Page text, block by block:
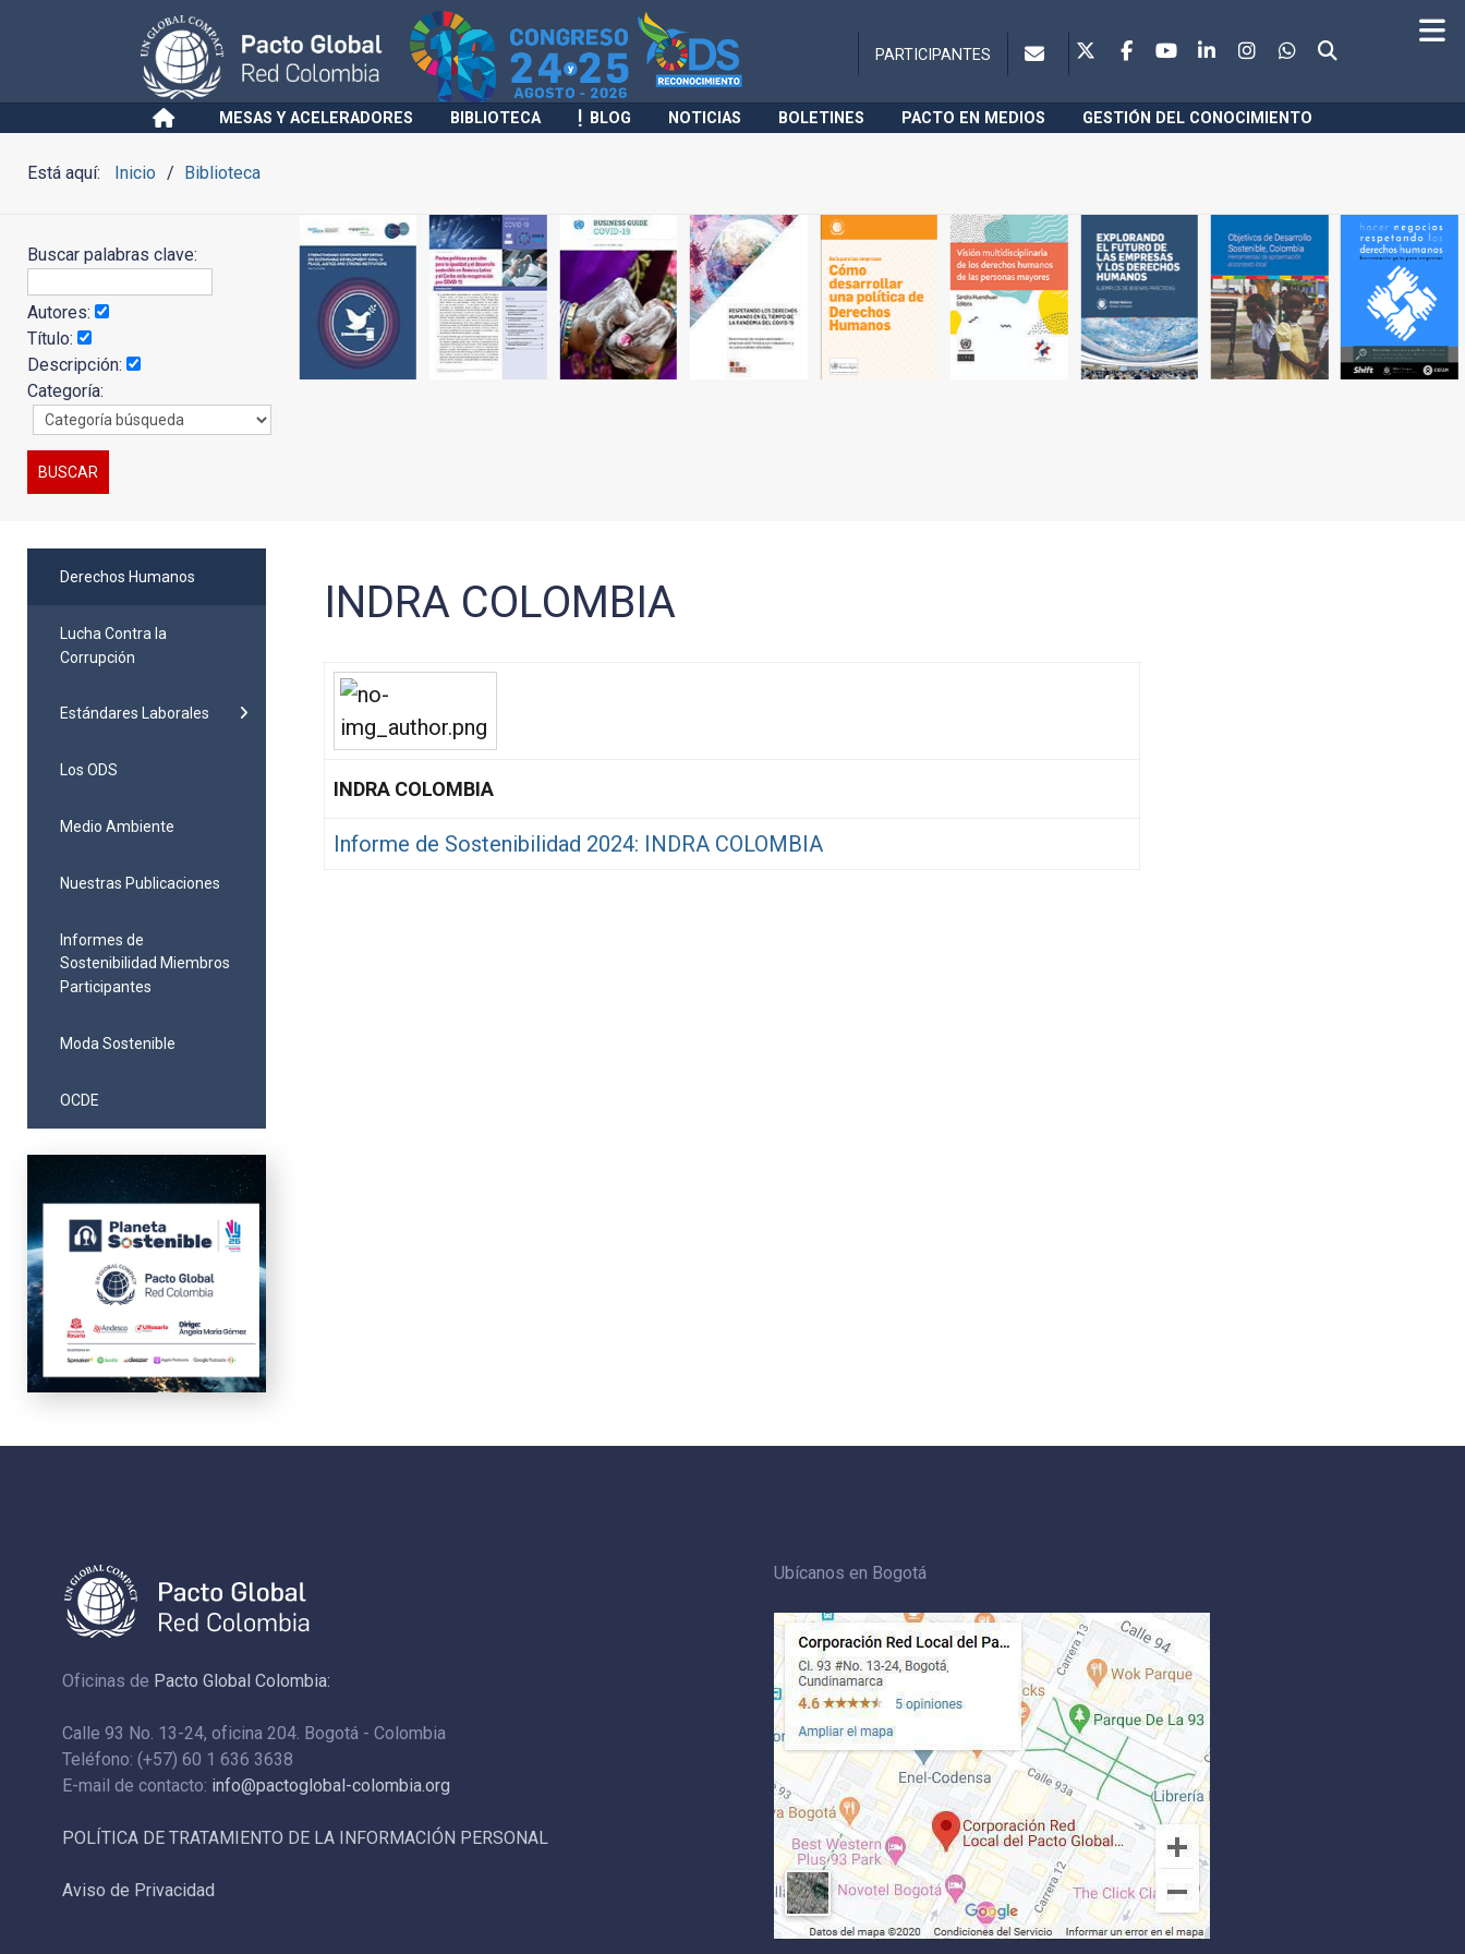
PARTICIPANTES
MESAS Y ACELERADORES BIBLIOTECA BLOG NOTICIAS BOLETINES PACTO EN MEDIOS GESTIÓN DEL CONOCIMIENTO
Está aquí: Inicio Biblioteca
Buscar palabras clave:
Autores:
Título:
Descripción:
Categoría:
Derechos Humanos
Lucha Contra la
Corrupción
Estándares Laborales
Los ODS
Medio Ambiente
Nuestras Publicaciones
Informes de
Sostenibilidad Miembros
Participantes
Moda Sostenible
OCDE
INDRA COLOMBIA
INDRA COLOMBIA
Informe de Sostenibilidad 2024: INDRA COLOMBIA
Oficinas de Pacto Global Colombia:
Calle 93 No. 13-24, oficina 204. Bogotá - Colombia
Teléfono: (+57) 60 1 636 3638
E-mail de contacto: info@pactoglobal-colombia.org
POLÍTICA DE TRATAMIENTO DE LA INFORMACIÓN PERSONAL
Aviso de Privacidad
Ubícanos en Bogotá